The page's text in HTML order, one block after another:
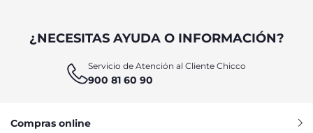
¿NECESITAS AYUDA O INFORMACIÓN?
Servicio de Atención al Cliente Chicco
900 81 60 90
Compras online